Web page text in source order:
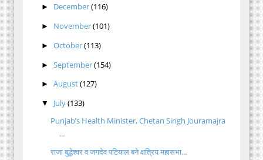
► December(116)
► November(101)
► October(113)
► September(154)
► August(127)
▼ July(133)
Punjab’s Health Minister, Chetan Singh Jouramajra
...
राजा बुद्धेश्वर व जगदेव पटियाल बने क्षत्रिय महासभा...